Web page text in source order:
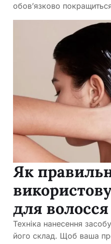
обовʼязково
Як
для волосся
Техніка нанесення
його склад. Щоб ваша